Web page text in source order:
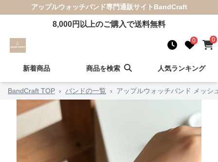
アップルウォッチバンド専門通販サイト BandCraft
8,000円以上のご購入で送料無料
0 0
新着商品 商品を検索 人気ランキング
BandCraft TOP › バンドの一覧 › アップルウォッチバンド メッシ